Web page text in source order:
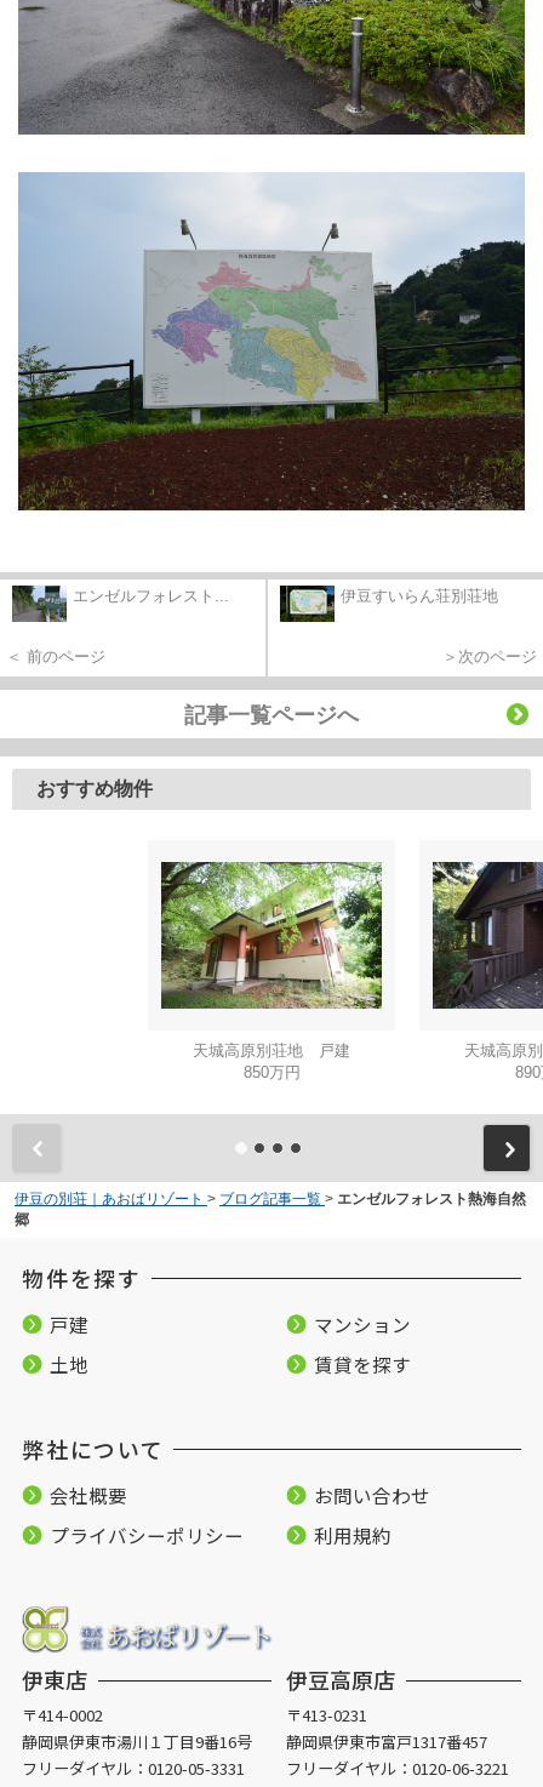
エンゼルフォレスト...
＜ 前のページ
伊豆すいらん荘別荘地
＞次のページ
記事一覧ページへ
おすすめ物件
天城高原別荘地 戸建
850万円
天城高原
伊豆の別荘｜あおばリゾート > ブログ記事一覧 > エンゼルフォレスト熱海自然
郷
物件を探す
戸建
マンション
土地
賃貸を探す
弊社について
会社概要
お問い合わせ
プライバシーポリシー
利用規約
伊東店
〒414-0002
静岡県伊東市湯川１丁目9番16号
フリーダイヤル： 0120-05-3331
伊豆高原店
〒413-0231
静岡県伊東市富戸1317番457
フリーダイヤル：0120-06-3221